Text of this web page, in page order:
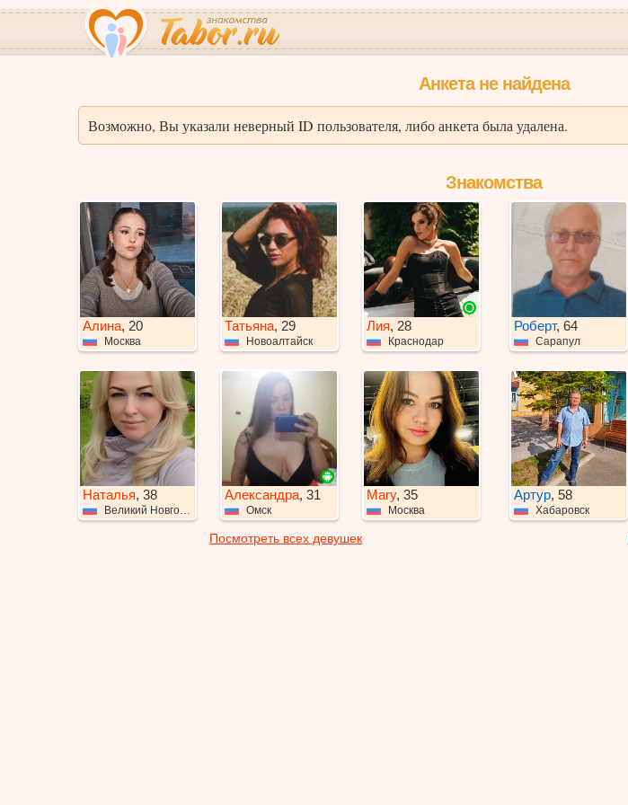
Анкета не найдена
Возможно, Вы указали неверный ID пользователя, либо анкета была удалена.
Знакомства
Алина, 20
Москва
Татьяна, 29
Новоалтайск
Лия, 28
Краснодар
Наталья, 38
Великий Новгород
Александра, 31
Омск
Mary, 35
Москва
Посмотреть всех девушек
Роберт, 64
Сарапул
Артур, 58
Хабаровск